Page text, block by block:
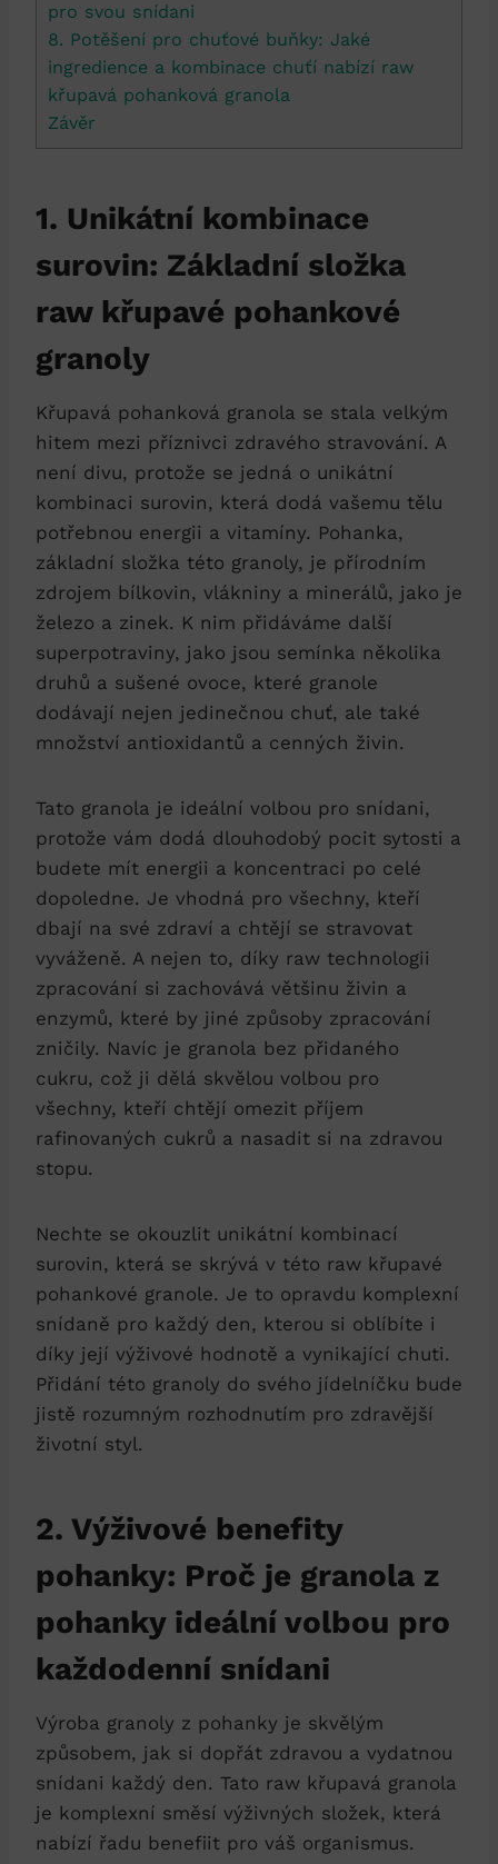
pro svou snídani
8. Potěšení pro chuťové buňky: Jaké
ingredience a kombinace chuťí nabízí raw
křupavá pohanková granola
Závěr
1. Unikátní kombinace
surovin: Základní složka
raw křupavé pohankové
granoly
Křupavá pohanková granola se stala velkým
hitem mezi příznivci zdravého stravování. A
není divu, protože se jedná o unikátní
kombinaci surovin, která dodá vašemu tělu
potřebnou energii a vitamíny. Pohanka,
základní složka této granoly, je přírodním
zdrojem bílkovin, vlákniny a minerálů, jako je
železo a zinek. K nim přidáváme další
superpotraviny, jako jsou semínka několika
druhů a sušené ovoce, které granole
dodávají nejen jedinečnou chuť, ale také
množství antioxidantů a cenných živin.
Tato granola je ideální volbou pro snídani,
protože vám dodá dlouhodobý pocit sytosti a
budete mít energii a koncentraci po celé
dopoledne. Je vhodná pro všechny, kteří
dbají na své zdraví a chtějí se stravovat
vyváženě. A nejen to, díky raw technologii
zpracování si zachovává většinu živin a
enzymů, které by jiné způsoby zpracování
zničily. Navíc je granola bez přidaného
cukru, což ji dělá skvělou volbou pro
všechny, kteří chtějí omezit příjem
rafinovaných cukrů a nasadit si na zdravou
stopu.
Nechte se okouzlit unikátní kombinací
surovin, která se skrývá v této raw křupavé
pohankové granole. Je to opravdu komplexní
snídaně pro každý den, kterou si oblíbíte i
díky její výživové hodnotě a vynikající chuti.
Přidání této granoly do svého jídelníčku bude
jistě rozumným rozhodnutím pro zdravější
životní styl.
2. Výživové benefity
pohanky: Proč je granola z
pohanky ideální volbou pro
každodenní snídani
Výroba granoly z pohanky je skvělým
způsobem, jak si dopřát zdravou a vydatnou
snídani každý den. Tato raw křupavá granola
je komplexní směsí výživných složek, která
nabízí řadu benefiit pro váš organismus.